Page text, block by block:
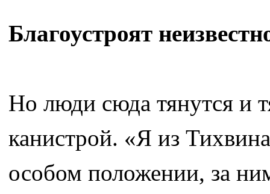
Благоустроят
Но люди сюда тянутся и
канистрой. «Я из
особом положении, за